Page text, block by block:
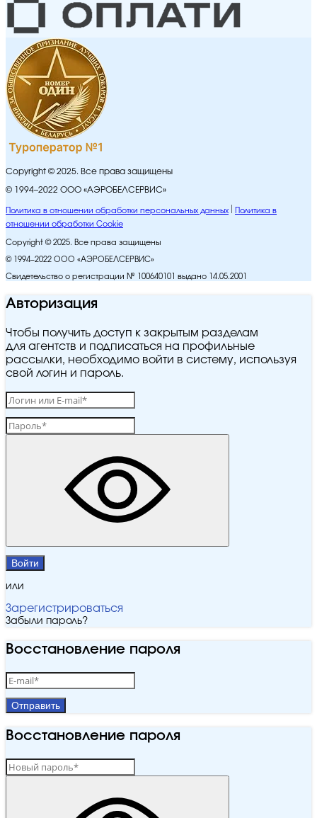
Copyright © 2025. Все права защищены
© 1994–2022 ООО «АЭРОБЕЛСЕРВИС»
Политика в отношении обработки персональных данных
Политика в
отношении обработки Cookie
Copyright © 2025. Все права защищены
© 1994–2022 ООО «АЭРОБЕЛСЕРВИС»
Свидетельство о регистрации № 100640101 выдано 14.05.2001
Авторизация
Чтобы получить доступ к закрытым разделам
для агентств и подписаться на профильные
рассылки, необходимо войти в систему, используя
свой логин и пароль.
Войти
или
Зарегистрироваться
Забыли пароль?
Восстановление пароля
Отправить
Восстановление пароля